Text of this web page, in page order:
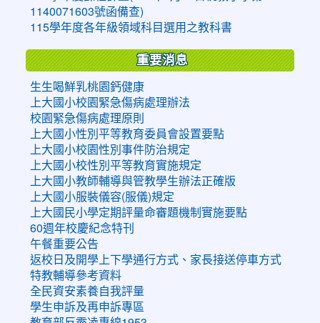
1140071603號函備查)
115學年度各年級領域科目選用之教科書
重要消息
生生喝鮮乳桃園鈣健康
上大國小校園緊急傷病處理辦法
校園緊急傷病處理原則
上大國小性別平等教育委員會設置要點
上大國小校園性別事件防治規定
上大國小校性別平等教育實施規定
上大國小教師輔導與管教學生辦法正確版
上大國小服裝儀容(服儀)規定
上大國民小學定期評量命審題機制實施要點
60週年校慶紀念特刊
午餐重要公告
返校日及開學上下學通行方式、家長接送停車方式
特教輔導參考資料
全民資安素養自我評量
學生申訴及再申訴專區